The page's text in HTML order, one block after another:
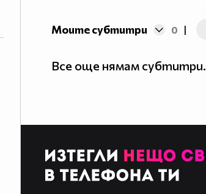
Моите субтитри 0 |
Все още нямам субтитри.